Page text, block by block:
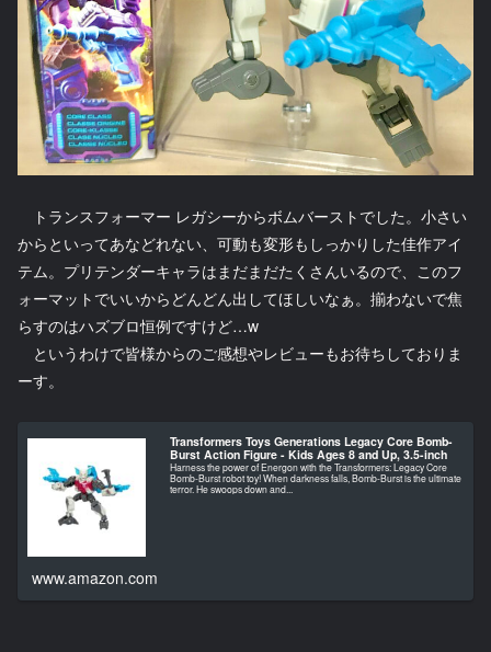
トランスフォーマー レガシーからボムバーストでした。小さい
からといってあなどれない、可動も変形もしっかりした佳作アイ
テム。プリテンダーキャラはまだまだたくさんいるので、このフ
ォーマットでいいからどんどん出してほしいなぁ。揃わないで焦
らすのはハズブロ恒例ですけど…w
というわけで皆様からのご感想やレビューもお待ちしておりま
ーす。
Transformers Toys Generations Legacy Core Bomb-
Burst Action Figure - Kids Ages 8 and Up, 3.5-inch
Harness the power of Energon with the Transformers: Legacy Core
Bomb-Burst robot toy! When darkness falls, Bomb-Burst is the ultimate
terror. He swoops down and...
www.amazon.com